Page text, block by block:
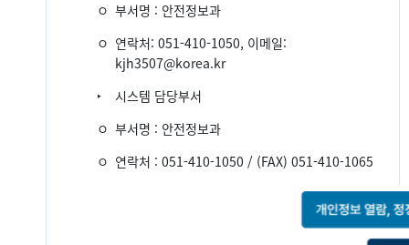
ㅇ 부서명 : 안전정보과
ㅇ 연락처: 051-410-1050, 이메일:
kjh3507@korea.kr
‣
시스템 담당부서
ㅇ 부서명 : 안전정보과
ㅇ 연락처 : 051-410-1050 / (FAX) 051-410-1065